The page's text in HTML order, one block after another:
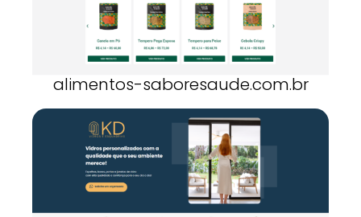
alimentos-saboresaude.com.br